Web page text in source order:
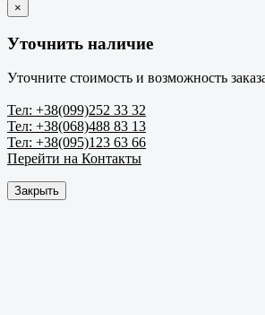
×
Уточнить наличие
Уточните стоимость и возможность
Тел: +38(099)252 33 32
Тел: +38(068)488 83 13
Тел: +38(095)123 63 66
Перейти на Контакты
Закрыть